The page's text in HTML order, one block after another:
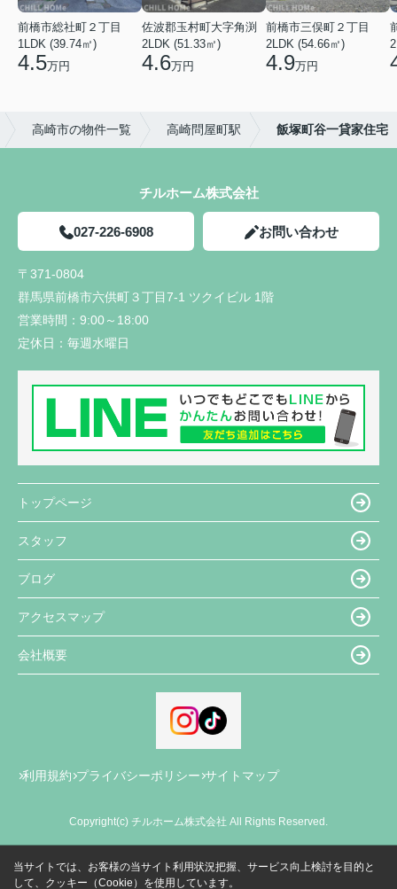
前橋市総社町２丁目
1LDK (39.74㎡)
4.5万円
佐波郡玉村町大字角渕
2LDK (51.33㎡)
4.6万円
前橋市三俣町２丁目
2LDK (54.66㎡)
4.9万円
高崎市の物件一覧 高崎問屋町駅 飯塚町谷一貸家住宅
チルホーム株式会社
027-226-6908 お問い合わせ
〒371-0804
群馬県前橋市六供町３丁目7-1 ツクイビル 1階
営業時間： 9:00～18:00
定休日： 毎週水曜日
トップページ
スタッフ
ブログ
アクセスマップ
会社概要
利用規約 プライバシーポリシー サイトマップ
Copyright(c) チルホーム株式会社 All Rights Reserved.
当サイトでは、お客様の当サイト利用状況把握、サービス向上検討を目的と
して、クッキー（Cookie）を使用しています。